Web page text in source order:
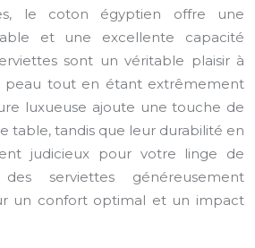
le coton égyptien offre une
et une excellente capacité
sont un véritable plaisir à
peau tout en étant extrêmement
luxueuse ajoute une touche de
table, tandis que leur durabilité en
judicieux pour votre linge de
serviettes généreusement
un confort optimal et un impact